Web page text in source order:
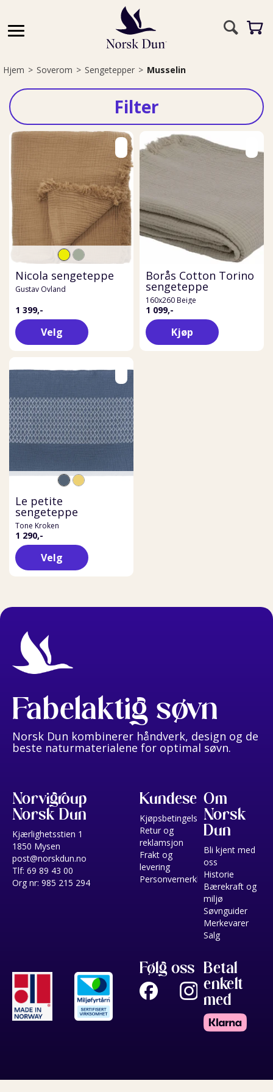
Hjem>Soverom>Sengetepper>Musselin
Filter
Nicola sengeteppe
Gustav Ovland
1 399,-
Velg
Borås Cotton Torino
sengeteppe
160x260 Beige
1 099,-
Kjøp
Le petite
sengeteppe
Tone Kroken
1 290,-
Velg
Fabelaktig søvn
Norsk Dun kombinerer håndverk, design og de
beste naturmaterialene for optimal søvn.
Norvigroup
Norsk Dun
Kjærlighetsstien 1
1850 Mysen
post@norskdun.no
Tlf: 69 89 43 00
Org nr: 985 215 294
Kundeservice
Kjøpsbetingelser
Retur og
reklamsjon
Frakt og
levering
Personvernerklæring
Om
Norsk
Dun
Bli kjent med
oss
Historie
Bærekraft og
miljø
Søvnguider
Merkevarer
Salg
Følg oss Betal
enkelt
med